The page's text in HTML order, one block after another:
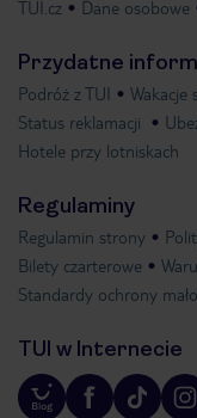
TUI.cz
Dane osobowe
Przydatne
Podróż z TUI Wakacje
Status reklamacji
Hotele przy lotniskach
Regulaminy
Regulamin strony
Bilety czarterowe
Standardy ochrony
TUI w Internecie